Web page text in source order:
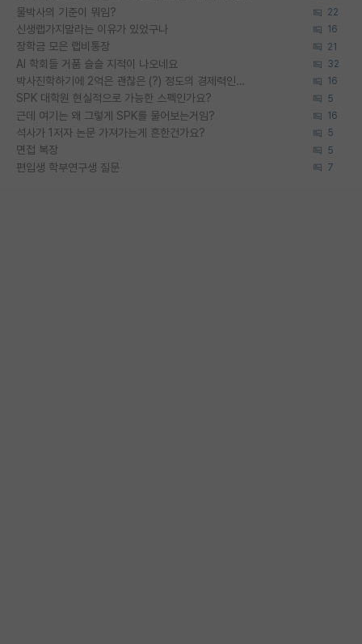
물박사의 기준이 뭐임? 22
신생랩가지말라는 이유가 있었구나 16
장학금 모은 랩비통장 21
AI 학회들 거품 슬슬 지적이 나오네요 32
박사진학하기에 2억은 괜찮은 (?) 정도의 경제력인가요 16
SPK 대학원 현실적으로 가능한 스펙인가요? 5
근데 여기는 왜 그렇게 SPK를 물어보는거임? 16
석사가 1저자 논문 가져가는게 흔한건가요? 5
면접 복장 5
편입생 학부연구생 질문 7